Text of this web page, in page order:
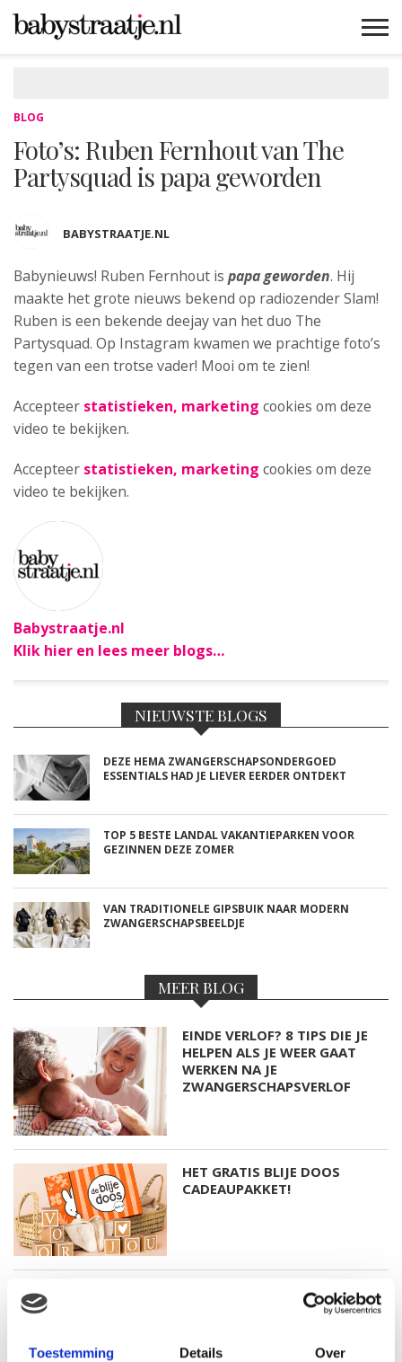
Toestemming Details Over
BLOG
Foto’s: Ruben Fernhout van The
Partysquad is papa geworden
BABYSTRAATJE.NL
Babynieuws! Ruben Fernhout is papa geworden. Hij
maakte het grote nieuws bekend op radiozender Slam!
Ruben is een bekende deejay van het duo The
Partysquad. Op Instagram kwamen we prachtige foto’s
tegen van een trotse vader! Mooi om te zien!
Accepteer statistieken, marketing cookies om deze
video te bekijken.
Accepteer statistieken, marketing cookies om deze
video te bekijken.
Babystraatje.nl
Klik hier en lees meer blogs…
NIEUWSTE BLOGS
DEZE HEMA ZWANGERSCHAPSONDERGOED
ESSENTIALS HAD JE LIEVER EERDER ONTDEKT
TOP 5 BESTE LANDAL VAKANTIEPARKEN VOOR
GEZINNEN DEZE ZOMER
VAN TRADITIONELE GIPSBUIK NAAR MODERN
ZWANGERSCHAPSBEELDJE
MEER BLOG
EINDE VERLOF? 8 TIPS DIE JE
HELPEN ALS JE WEER GAAT
WERKEN NA JE
ZWANGERSCHAPSVERLOF
HET GRATIS BLIJE DOOS
CADEAUPAKKET!
WAT MOET JE ETEN TIJDENS
DE ZWANGERSCHAP? WELKE